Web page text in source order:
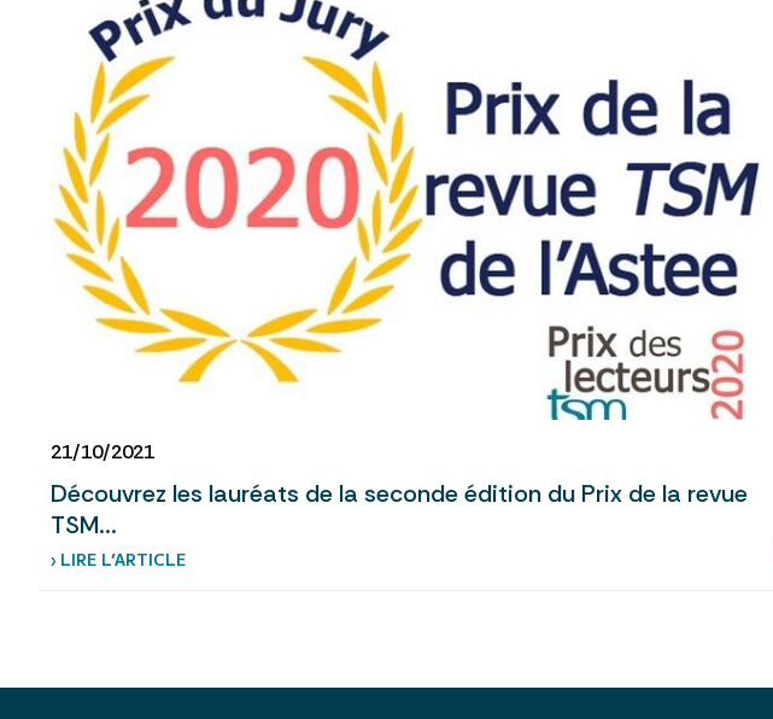
21/10/2021
Découvrez les lauréats de la seconde édition du Prix de la revue
TSM...
› LIRE L’ARTICLE